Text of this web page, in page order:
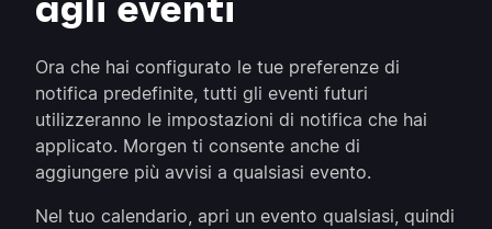
Ora che hai configurato le tue preferenze di
notifica predefinite, tutti gli eventi futuri
utilizzeranno le impostazioni di notifica che hai
applicato. Morgen ti consente anche di
aggiungere più avvisi a qualsiasi evento.
Nel tuo calendario, apri un evento qualsiasi, quindi